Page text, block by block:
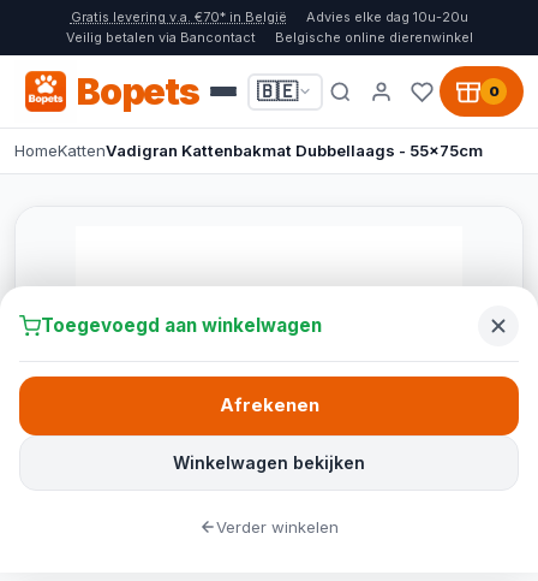
Gratis levering v.a. €70* in België
Advies elke dag 10u-20u
Veilig betalen via Bancontact
Belgische online dierenwinkel
Bopets 🇧🇪 0
HomeKattenVadigran Kattenbakmat Dubbellaags - 55x75cm
Toegevoegd aan winkelwagen
Winkelwagen bekijken
Afrekenen
Verder winkelen